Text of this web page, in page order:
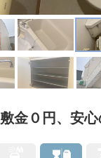
敷金０円、安